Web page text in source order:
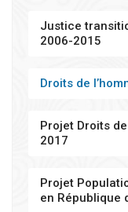
Justice
2006-2015
Droits de
Projet Droits
2017
Projet
en République